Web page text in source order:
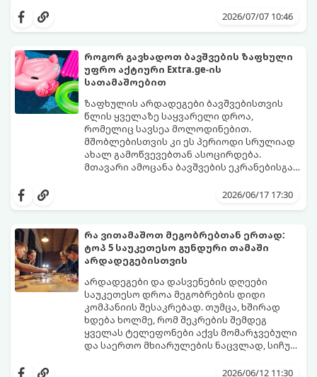
ასოციაციურ აღქმაზეა დაფუძნებული,
თქვენთვის ცხოვრების ამ ეტაპზე.
აირჩიეთ სამი წერილიდან ის ერთი,
2026/07/07 10:46
როგორ გავხადოთ ბავშვების ზაფხული
უფრო აქტიური Extra.ge-ის
სათამაშოებით
ზაფხულის არდადეგები ბავშვებისთვის
წლის ყველაზე საყვარელი დროა,
რომელიც სავსეა მოლოდინებით.
მშობლებისთვის კი ეს პერიოდი სრულიად
ახალ გამოწვევებთან ასოცირდება.
მთავარი ამოცანა ბავშვების ეკრანებისგან
მიმართვაა. მნიშვნელოვანია მათთვის
ჯანსაღი რუტინა დასვენების დღეებშიც
აუცილებელია.
მარკეტფლეისი საქართველოში,
დაგეხმარებათ. აქ ყველა ასაკისა და
ინტერესის მქონე ბავშვისთვის მოიძებნება
იდეალური გასართობი საშუალება.
2026/06/17 17:30
რა ვითამაშოთ მეგობრებთან ერთად:
ტოპ 5 საუკეთესო გუნდური თამაში
არდადეგებისთვის
არდადეგები და დასვენების დღეები
საუკეთესო დროა მეგობრების დიდი
კომპანიის შესაკრებად. თუმცა, ხშირად
ხდება ხოლმე, რომ შეკრების შემდეგ
ყველას ტელეფონები აქვს მომარჯვებული
და საერთო მხიარულების ნაცვლად, სიჩუმე
დასაღწევად და ნამდვილი, ცოცხალი
იუმორით სავსე აქტივობები მეგობრებს
2026/06/12 11:30